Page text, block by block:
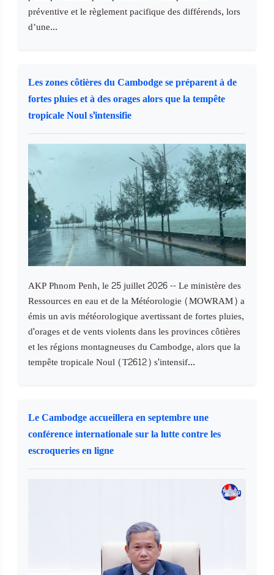
préventive et le règlement pacifique des différends, lors
d’une...
Les zones côtières du Cambodge se préparent à de
fortes pluies et à des orages alors que la tempête
tropicale Noul s'intensifie
AKP Phnom Penh, le 25 juillet 2026 -- Le ministère des
Ressources en eau et de la Météorologie (MOWRAM) a
émis un avis météorologique avertissant de fortes pluies,
d'orages et de vents violents dans les provinces côtières
et les régions montagneuses du Cambodge, alors que la
tempête tropicale Noul (T2612) s'intensif...
Le Cambodge accueillera en septembre une
conférence internationale sur la lutte contre les
escroqueries en ligne